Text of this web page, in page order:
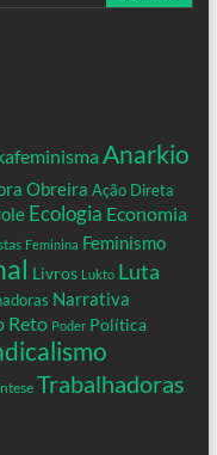
Anarkio
Obreira Ação Direta
Ecologia Economia
Feminina Feminismo
Livros Lukto Luta
Narrativa
Reto Poder Política
Trabalhadoras